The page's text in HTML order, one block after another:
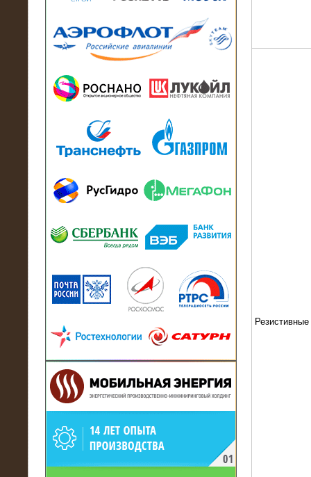
13.07.2018
модуль в контейнере 2700 кВА на
Балтийский завод
Активно-реактивные нагрузочные
модули 15 МВт (21,5 МВА) На Кубок
конфедераций